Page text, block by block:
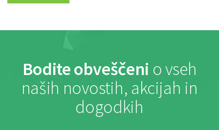
Bodite obveščeni o vseh
naših novostih, akcijah in
dogodkih